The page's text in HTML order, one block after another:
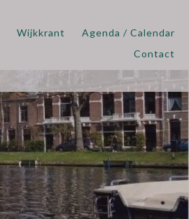
Wijkkrant
Agenda / Calendar
Contact